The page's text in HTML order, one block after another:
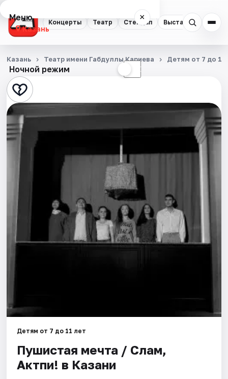
Концерты Театр Стендап Выставки
Меню ×
Казань
Концерты
Театр
Стендап
Выставки
Квесты
Экскурсии
События
Ночной режим ☾
Казань Театр имени Габдуллы Кариева Детям от 7 до 11
Детям от 7 до 11 лет
Пушистая мечта / Сәлам,
Актәпи! в Казани